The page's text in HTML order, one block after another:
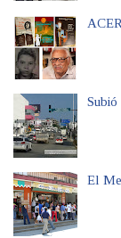
Subió
El